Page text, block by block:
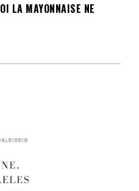
LA MAYONNAISE NE